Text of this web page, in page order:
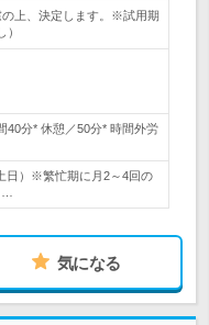
上、決定します。※試用期
分* 休憩／50分* 時間外労
日）※繁忙期に月2～4回の
気になる